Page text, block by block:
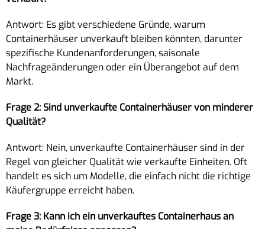
Antwort: Es gibt verschiedene Gründe, warum
Containerhäuser unverkauft bleiben könnten, darunter
spezifische Kundenanforderungen, saisonale
Nachfrageänderungen oder ein Überangebot auf dem
Markt.
Frage 2: Sind unverkaufte Containerhäuser von minderer
Qualität?
Antwort: Nein, unverkaufte Containerhäuser sind in der
Regel von gleicher Qualität wie verkaufte Einheiten. Oft
handelt es sich um Modelle, die einfach nicht die richtige
Käufergruppe erreicht haben.
Frage 3: Kann ich ein unverkauftes Containerhaus an